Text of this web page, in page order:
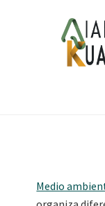
Medio